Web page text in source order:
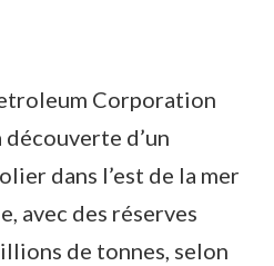
Corporation
découverte d’un
dans l’est de la mer
avec des réserves
de tonnes, selon